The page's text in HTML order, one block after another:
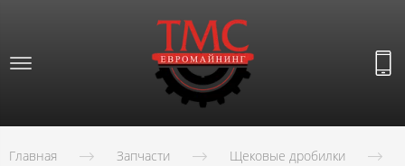
Главная Запчасти
Щековые дробилки